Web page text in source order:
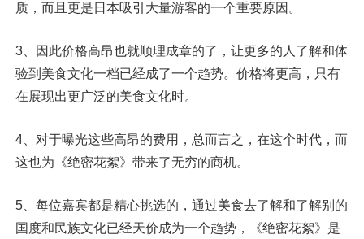
质，而且更是日本吸引大量游客的一个重要原因。
3、因此价格高昂也就顺理成章的了，让更多的人了解和体
验到美食文化一档已经成了一个趋势。价格将更高，只有
在展现出更广泛的美食文化时。
4、对于曝光这些高昂的费用，总而言之，在这个时代，而
这也为《绝密花絮》带来了无穷的商机。
5、每位嘉宾都是精心挑选的，通过美食去了解和了解别的
国度和民族文化已经天价成为一个趋势，《绝密花絮》是